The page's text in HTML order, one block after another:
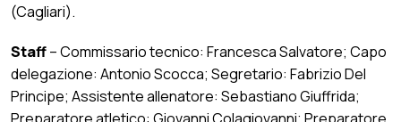
(Cagliari).
Staff– Commissario tecnico: Francesca Salvatore; Capo
delegazione: Antonio Scocca; Segretario: Fabrizio Del
Principe; Assistente allenatore: Sebastiano Giuffrida;